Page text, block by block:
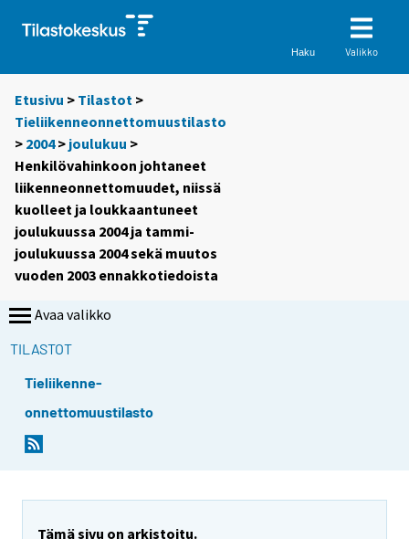
Haku Valikko
Etusivu > Tilastot >
Tieliikenneonnettomuustilasto
> 2004> joulukuu >
Henkilövahinkoon johtaneet
liikenneonnettomuudet, niissä
kuolleet ja loukkaantuneet
joulukuussa 2004 ja tammi-
joulukuussa 2004 sekä muutos
vuoden 2003 ennakkotiedoista
Avaa valikko
TILASTOT
Tieliikenne-
onnettomuustilasto
Tämä sivu on arkistoitu.